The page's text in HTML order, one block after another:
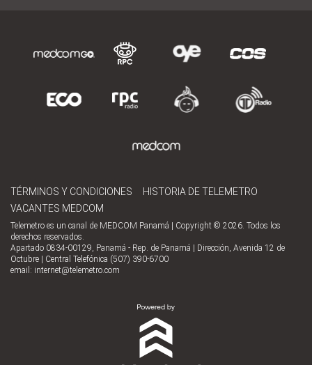
TÉRMINOS Y CONDICIONES
HISTORIA DE TELEMETRO
VACANTES MEDCOM
Telemetro es un canal de MEDCOM Panamá | Copyright © 2026. Todos los
derechos reservados.
Apartado 0834-00129, Panamá - Rep. de Panamá | Dirección, Avenida 12 de
Octubre | Central Telefónica (507) 390-6700
email: internet@telemetro.com